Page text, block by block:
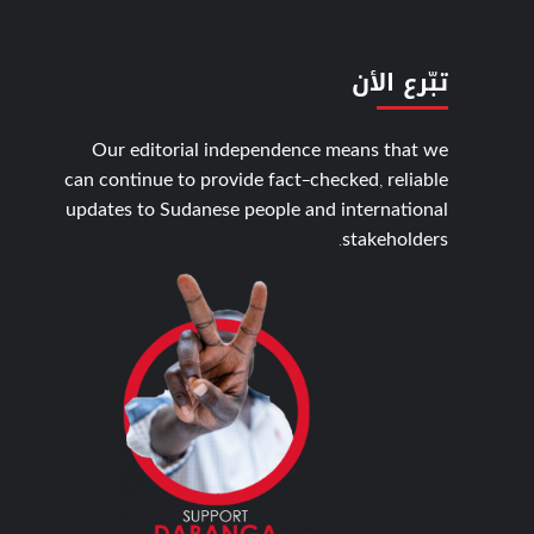
تبّرع الأن
Our editorial independence means that we
can continue to provide fact-checked, reliable
updates to Sudanese people and international
stakeholders.